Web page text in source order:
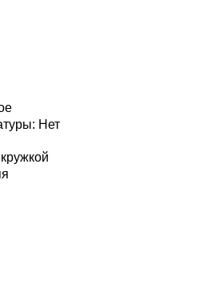
Нет